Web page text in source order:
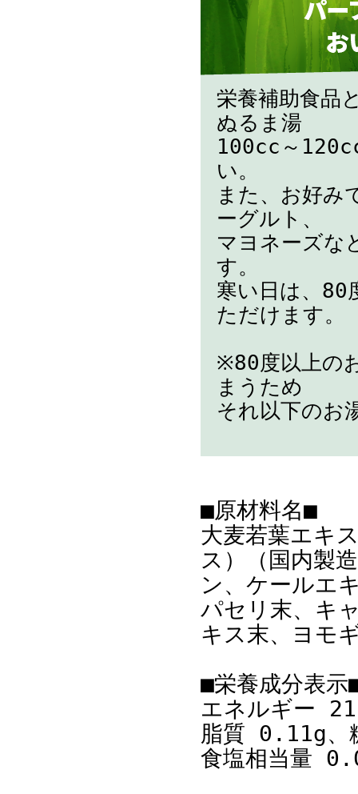
栄養補助食品
ぬるま湯
100cc～
い。
また、お好み
ーグルト、
マヨネーズな
す。
寒い日は、80
ただけます。
※80度以上の
まうため
それ以下のお
■原材料名■
大麦若葉エキ
ス）（国内製
ン、ケールエ
パセリ末、キ
キス末、ヨモ
■栄養成分表
エネルギー
脂質 0.11g、
食塩相当量